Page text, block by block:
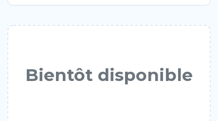
Bientôt disponible